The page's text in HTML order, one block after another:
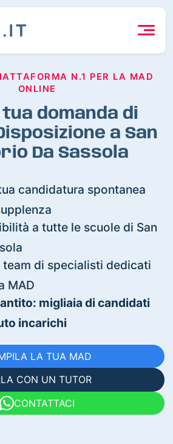
N.1 PER LA MAD
ONLINE
domanda di
a San
Da Sassola
candidatura spontanea
a tutte le scuole di San
di specialisti dedicati
MAD
migliaia di candidati
incarichi
LA TUA MAD
CON UN TUTOR
CONTATTACI